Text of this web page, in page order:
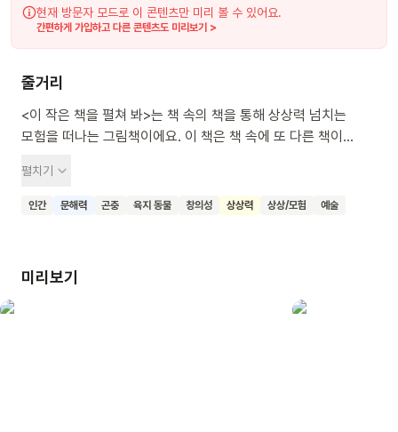
현재 방문자 모드로 이 콘텐츠만 미리 볼 수 있어요.
간편하게 가입하고 다른 콘텐츠도 미리보기 >
줄거리
<이 작은 책을 펼쳐 봐>는 책 속의 책을 통해 상상력 넘치는
모험을 떠나는 그림책이에요. 이 책은 책 속에 또 다른 책이
개구리 이야기가 나오고, 개구리가 책을 펼치면 토끼 이야기가
나오는 식으로 계속 이어져요. 주인공들은 각 책 속으로 들어가
나오는 듯한 경험을 할 수 있어요. 이 책을 읽은 어린이들이
독서의 즐거움을 느끼고, 상상력을 마음껏 펼치며, 책 속
펼치기
인간 문해력 곤충 육지 동물 창의성 상상력 상상/모험 예술
미리보기